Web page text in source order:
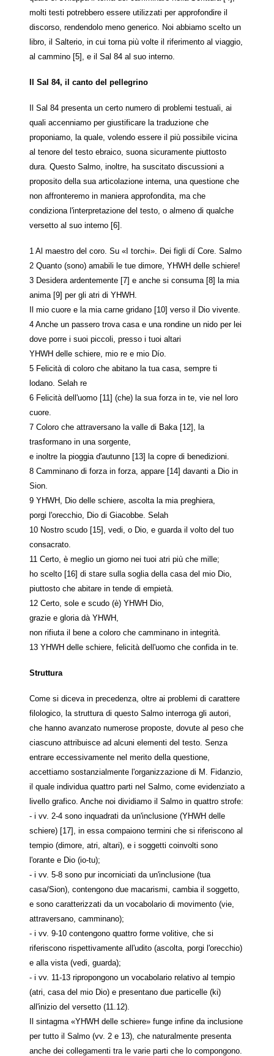
molti testi potrebbero essere utilizzati per approfondire il
discorso, rendendolo meno generico. Noi abbiamo scelto un
libro, il Salterio, in cui torna più volte il riferimento al viaggio,
al cammino [5], e il Sal 84 al suo interno.
Il Sal 84, il canto del pellegrino
Il Sal 84 presenta un certo numero di problemi testuali, ai
quali accenniamo per giustificare la traduzione che
proponiamo, la quale, volendo essere il più possibile vicina
al tenore del testo ebraico, suona sicuramente piuttosto
dura. Questo Salmo, inoltre, ha suscitato discussioni a
proposito della sua articolazione interna, una questione che
non affronteremo in maniera approfondita, ma che
condiziona l'interpretazione del testo, o almeno di qualche
versetto al suo interno [6].
1 Al maestro del coro. Su «I torchi». Dei figli dí Core. Salmo
2 Quanto (sono) amabili le tue dimore, YHWH delle schiere!
3 Desidera ardentemente [7] e anche si consuma [8] la mia
anima [9] per gli atri di YHWH.
Il mio cuore e la mia carne gridano [10] verso il Dio vivente.
4 Anche un passero trova casa e una rondine un nido per lei
dove porre i suoi piccoli, presso i tuoi altari
YHWH delle schiere, mio re e mio Dío.
5 Felicità di coloro che abitano la tua casa, sempre ti
lodano. Selah re
6 Felicità dell'uomo [11] (che) la sua forza in te, vie nel loro
cuore.
7 Coloro che attraversano la valle di Baka [12], la
trasformano in una sorgente,
e inoltre la pioggia d'autunno [13] la copre di benedizioni.
8 Camminano di forza in forza, appare [14] davanti a Dio in
Sion.
9 YHWH, Dio delle schiere, ascolta la mia preghiera,
porgi l'orecchio, Dio di Giacobbe. Selah
10 Nostro scudo [15], vedi, o Dio, e guarda il volto del tuo
consacrato.
11 Certo, è meglio un giorno nei tuoi atri più che mille;
ho scelto [16] di stare sulla soglia della casa del mio Dio,
piuttosto che abitare in tende di empietà.
12 Certo, sole e scudo (è) YHWH Dio,
grazie e gloria dà YHWH,
non rifiuta il bene a coloro che camminano in integrità.
13 YHWH delle schiere, felicità dell'uomo che confida in te.
Struttura
Come si diceva in precedenza, oltre ai problemi di carattere
filologico, la struttura di questo Salmo interroga gli autori,
che hanno avanzato numerose proposte, dovute al peso che
ciascuno attribuisce ad alcuni elementi del testo. Senza
entrare eccessivamente nel merito della questione,
accettiamo sostanzialmente l'organizzazione di M. Fidanzio,
il quale individua quattro parti nel Salmo, come evidenziato a
livello grafico. Anche noi dividiamo il Salmo in quattro strofe:
- i vv. 2-4 sono inquadrati da un'inclusione (YHWH delle
schiere) [17], in essa compaiono termini che si riferiscono al
tempio (dimore, atri, altari), e i soggetti coinvolti sono
l'orante e Dio (io-tu);
- i vv. 5-8 sono pur incorniciati da un'inclusione (tua
casa/Sion), contengono due macarismi, cambia il soggetto,
e sono caratterizzati da un vocabolario di movimento (vie,
attraversano, camminano);
- i vv. 9-10 contengono quattro forme volitive, che si
riferiscono rispettivamente all'udito (ascolta, porgi l'orecchio)
e alla vista (vedi, guarda);
- i vv. 11-13 ripropongono un vocabolario relativo al tempio
(atri, casa del mio Dio) e presentano due particelle (ki)
all'inizio del versetto (11.12).
Il sintagma «YHWH delle schiere» funge infine da inclusione
per tutto il Salmo (vv. 2 e 13), che naturalmente presenta
anche dei collegamenti tra le varie parti che lo compongono.